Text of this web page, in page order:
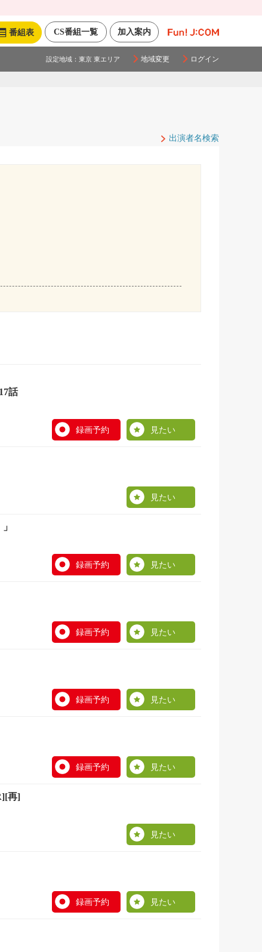
加入案内
CS番組一覧
番組表
設定地域： 東京 東エリア 地域変更 ログイン
出演者名検索
話
録画予約 見たい
見たい
録画予約 見たい
録画予約 見たい
録画予約 見たい
録画予約 見たい
再]
見たい
録画予約 見たい